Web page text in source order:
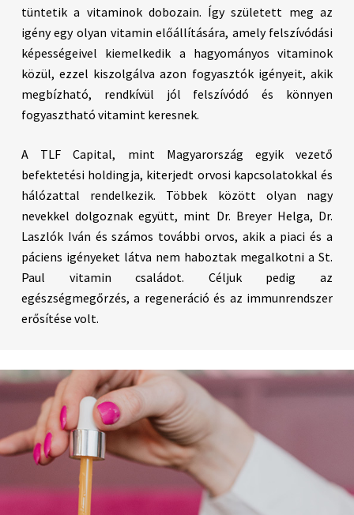
tüntetik a vitaminok dobozain. Így született meg az
igény egy olyan vitamin előállítására, amely felszívódási
képességeivel kiemelkedik a hagyományos vitaminok
közül, ezzel kiszolgálva azon fogyasztók igényeit, akik
megbízható, rendkívül jól felszívódó és könnyen
fogyasztható vitamint keresnek.
A TLF Capital, mint Magyarország egyik vezető
befektetési holdingja, kiterjedt orvosi kapcsolatokkal és
hálózattal rendelkezik. Többek között olyan nagy
nevekkel dolgoznak együtt, mint Dr. Breyer Helga, Dr.
Laszlók Iván és számos további orvos, akik a piaci és a
páciens igényeket látva nem haboztak megalkotni a St.
Paul vitamin családot. Céljuk pedig az
egészségmegőrzés, a regeneráció és az immunrendszer
erősítése volt.